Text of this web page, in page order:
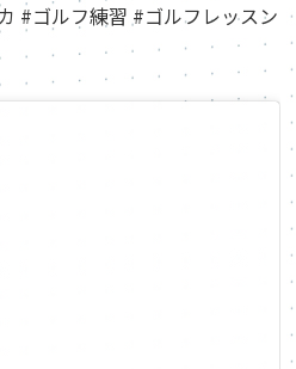
#ゴルフ練習 #ゴルフレッスン